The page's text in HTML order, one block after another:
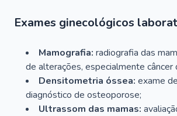
Exames ginecológicos
Mamografia: radiografia das
de alterações, especialmente câncer
Densitometria óssea: exame
diagnóstico de osteoporose;
Ultrassom das mamas: